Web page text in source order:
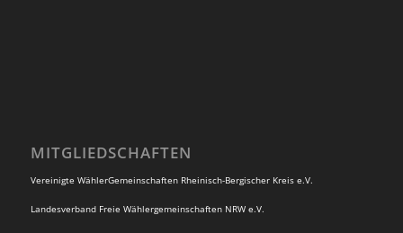
MITGLIEDSCHAFTEN
Vereinigte WählerGemeinschaften Rheinisch-Bergischer Kreis e.V.
Landesverband Freie Wählergemeinschaften NRW e.V.